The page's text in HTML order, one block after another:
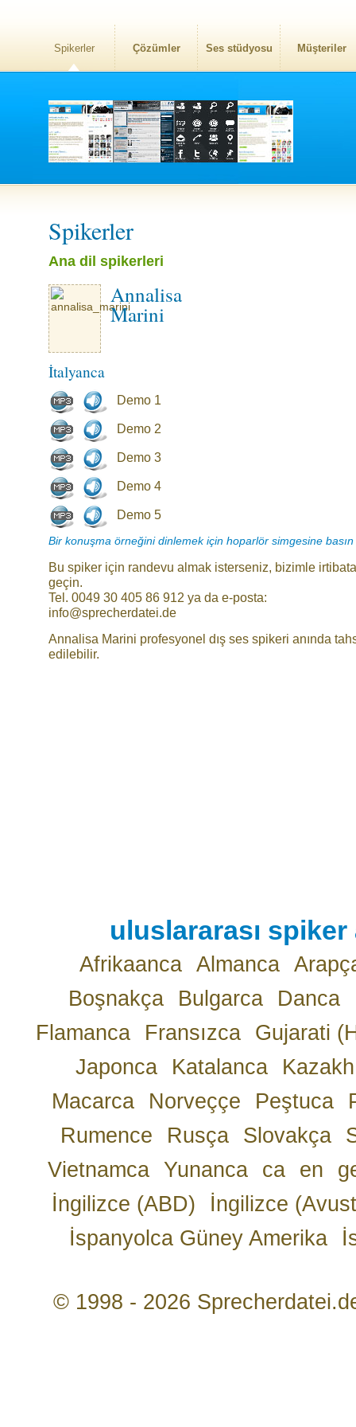
Spikerler Çözümler Ses stüdyosu Müşteriler
Spikerler
Ana dil spikerleri
Annalisa
Marini
İtalyanca
Demo 1
Demo 2
Demo 3
Demo 4
Demo 5
Bir konuşma örneğini dinlemek için hoparlör simgesine basın
Bu spiker için randevu almak isterseniz, bizimle irtibata
geçin.
Tel. 0049 30 405 86 912 ya da e-posta:
info@sprecherdatei.de
Annalisa Marini profesyonel dış ses spikeri anında
edilebilir.
uluslararası
Afrikaanca Almanca
Boşnakça
Bulgarca Danca
Flamanca
Fransızca
Gujarati
Japonca
Katalanca
Kazakh
Macarca
Norveççe Peştuca
Rumence
Rusça Slovakça
Vietnamca
Yunanca ca en
İngilizce (ABD)
İngilizce
İspanyolca Güney Amerika
© 1998 - 2026